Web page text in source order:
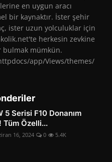
en uygun aracı
bir kaynaktır. İster şehir
ister uzun yolculuklar için
herkesin zevkine
bulmak mümkün.
app/Views/themes/
5 Serisi F10 Donanım
Tüm Özelli...
16, 2024 0 5.4K